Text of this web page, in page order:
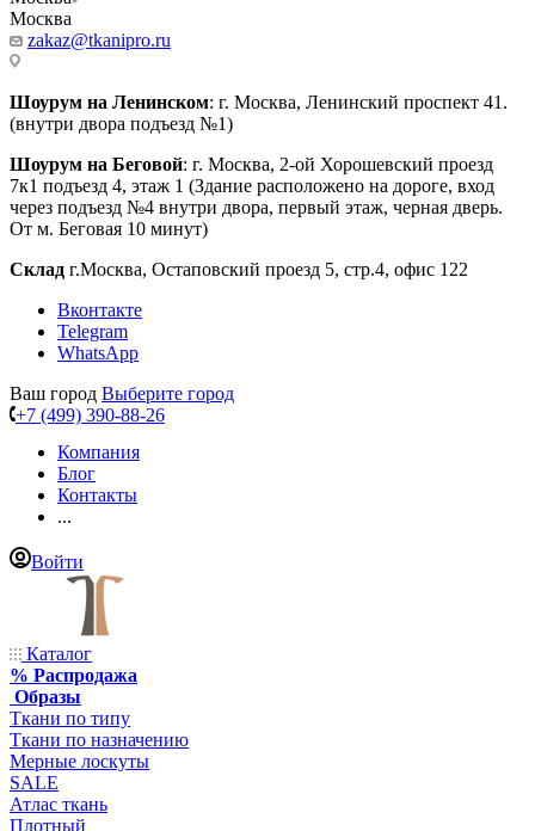
Москва
zakaz@tkanipro.ru
Шоурум на Ленинском: г. Москва, Ленинский проспект 41.
(внутри двора подъезд №1)
Шоурум на Беговой: г. Москва, 2-ой Хорошевский проезд
7к1 подъезд 4, этаж 1 (Здание расположено на дороге, вход
через подъезд №4 внутри двора, первый этаж, черная дверь.
От м. Беговая 10 минут)
Склад г.Москва, Остаповский проезд 5, стр.4, офис 122
Вконтакте
Telegram
WhatsApp
Ваш город Выберите город
+7 (499) 390-88-26
Компания
Блог
Контакты
...
Войти
Каталог
% Распродажа
Образы
Ткани по типу
Ткани по назначению
Мерные лоскуты
SALE
Атлас ткань
Плотный